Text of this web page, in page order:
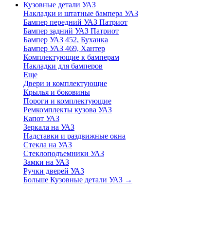
Кузовные детали УАЗ
Накладки и штатные бампера УАЗ
Бампер передний УАЗ Патриот
Бампер задний УАЗ Патриот
Бампер УАЗ 452, Буханка
Бампер УАЗ 469, Хантер
Комплектующие к бамперам
Накладки для бамперов
Еще
Двери и комплектующие
Крылья и боковины
Пороги и комплектующие
Ремкомплекты кузова УАЗ
Капот УАЗ
Зеркала на УАЗ
Надставки и раздвижные окна
Стекла на УАЗ
Стеклоподъемники УАЗ
Замки на УАЗ
Ручки дверей УАЗ
Больше Кузовные детали УАЗ →